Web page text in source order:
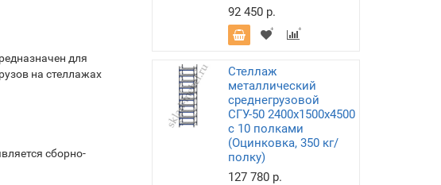
для
на стеллажах
сборно-
92 450 р.
Стеллаж
металлический
среднегрузовой
СГУ-50 2400х1500х4500
с 10 полками
(Оцинковка, 350 кг/
полку)
127 780 р.